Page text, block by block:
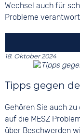
Wechsel auch für
Probleme
18. Oktober 2024
Tipps gegen
Gehören Sie auch
auf die MESZ
über Beschwerden